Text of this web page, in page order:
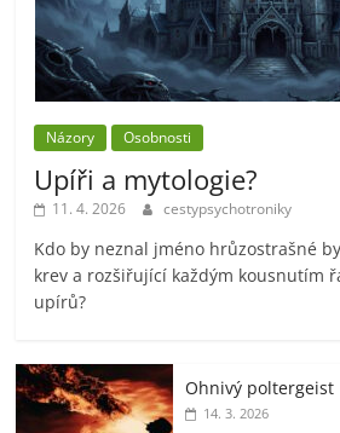
Názory Osobnosti
Upíři a mytologie?
11. 4. 2026 cestypsychotroniky
Kdo by neznal jméno hrůzostrašné
krev a rozšiřující každým kousnutím
upírů?
Ohnivý poltergeist
14. 3. 2026